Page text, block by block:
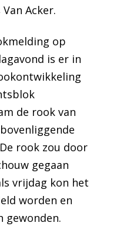
Acker.
op
is er in
de rook van
rook zou door
gegaan
vrijdag kon het
worden en
gewonden.